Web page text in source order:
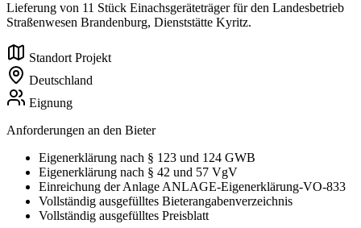
Lieferung von 11 Stück Einachsgeräteträger für den Landesbetrieb
Straßenwesen Brandenburg, Dienststätte Kyritz.
Standort Projekt
Deutschland
Eignung
Anforderungen an den Bieter
Eigenerklärung nach § 123 und 124 GWB
Eigenerklärung nach § 42 und 57 VgV
Einreichung der Anlage ANLAGE-Eigenerklärung-VO-833
Vollständig ausgefülltes Bieterangabenverzeichnis
Vollständig ausgefülltes Preisblatt